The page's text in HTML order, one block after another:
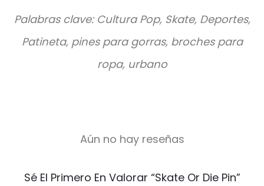
Palabras clave: Cultura Pop, Skate, Deportes,
Patineta, pines para gorras, broches para
ropa, urbano
Aún no hay reseñas
Sé El Primero En Valorar “Skate Or Die Pin”